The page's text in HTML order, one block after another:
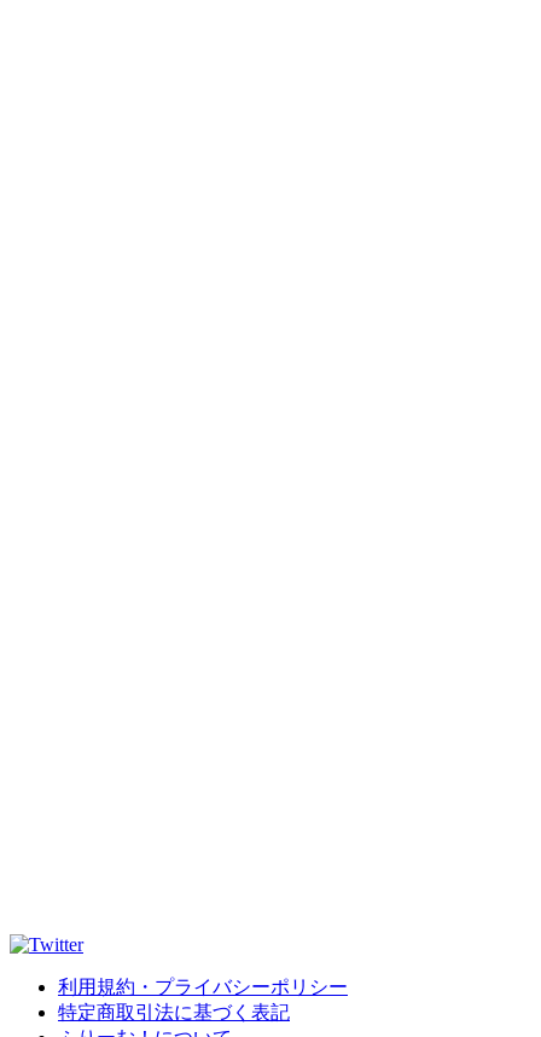
利用規約・プライバシーポリシー
特定商取引法に基づく表記